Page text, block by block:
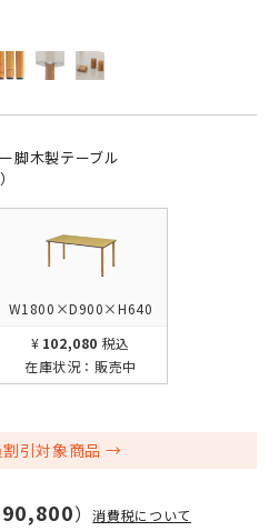
脚木製テーブル
W1800×D900×H640
¥102,080 税込
在庫状況： 販売中
引対象商品
¥90,800）消費税について